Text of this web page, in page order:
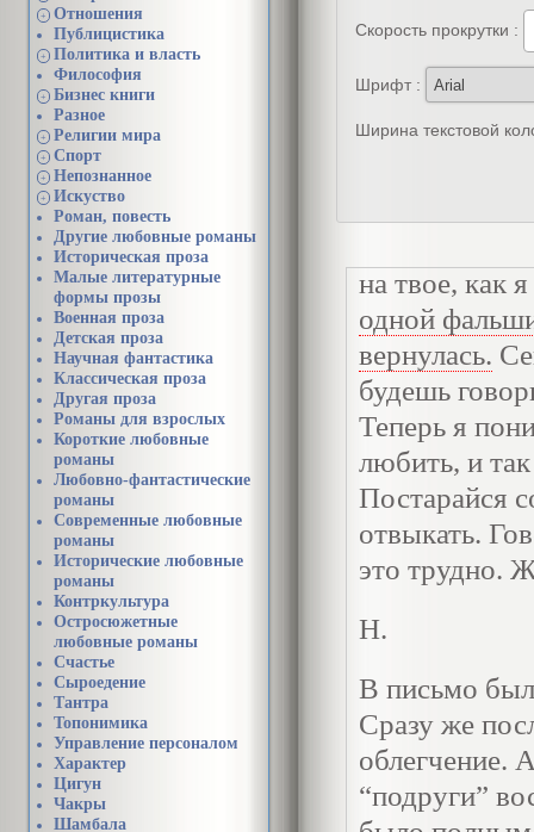
+
Отношения
Публицистика
+
Политика и власть
Философия
+
Бизнес книги
Разное
+ Религии мира
+ Спорт
+ Непознанное
+
Искуство
Роман, повесть
Другие любовные романы
Историческая проза
Малые литературные
формы прозы
Военная проза
Детская проза
Научная фантастика
Классическая проза
Другая проза
Романы для взрослых
Короткие любовные
романы
Любовно-фантастические
романы
Современные любовные
романы
Исторические любовные
романы
Контркультура
Остросюжетные
любовные романы
Счастье
Сыроедение
Тантра
Топонимика
Управление персоналом
Характер
Цигун
Чакры
Шамбала
Скорость прокрутки :
Шрифт :
Ширина текстовой
Вот его
Ты
Благодарю
на твое, как
одной
вернулась.
будешь
Теперь я
любить, и
Постарайся
отвыкать.
это трудно.
H.
В письмо
Сразу же
облегчение.
“подруги”